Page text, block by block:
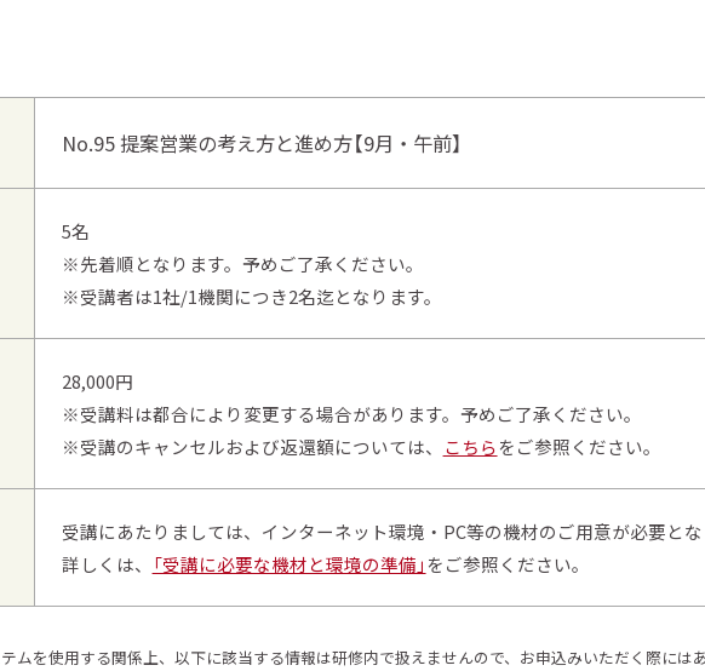
No.95 提案営業の考え方と進め方【9月・午前】
5名
※先着順となります。予めご了承ください。
※受講者は1社/1機関につき2名迄となります。
28,000円
※受講料は都合により変更する場合があります。予めご了承ください。
※受講のキャンセルおよび返還額については、
こちらをご参照ください。
受講にあたりましては、インターネット環境・PC等の機材のご用意が必要と
詳しくは、
「受講に必要な機材と環境の準備」 をご参照ください。
ムを使用する関係上、以下に該当する情報は研修内で扱えませんので、お申込みいただく際には